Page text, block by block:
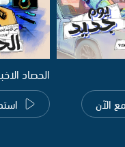
الآن
الحصاد